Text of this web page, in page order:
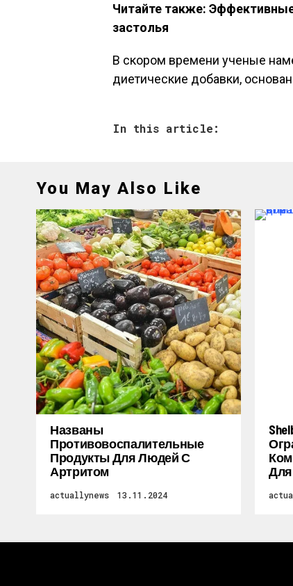
Читайте также:
застолья
В скором времени ученые
диетические добавки,
In this article:
You May Also Like
Названы
Противовоспалительные
Продукты Для Людей С
Артритом
actuallynews 13.11.2024